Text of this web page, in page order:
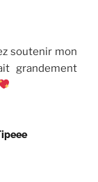
soutenir mon
grandement